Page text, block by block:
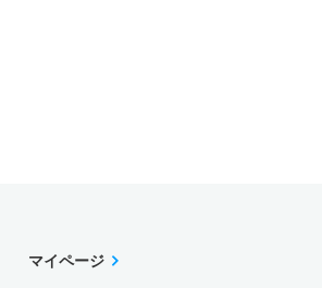
マイページ